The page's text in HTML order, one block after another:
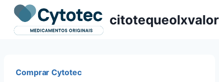
Pular
para
citotequeolxvalor
Comprar Cytotec